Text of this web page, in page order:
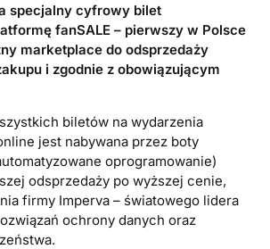
specjalny cyfrowy bilet
fanSALE – pierwszy w Polsce
marketplace do odsprzedaży
i zgodnie z obowiązującym
biletów na wydarzenia
jest nabywana przez boty
oprogramowanie)
odsprzedaży po wyższej cenie,
firmy Imperva – światowego lidera
ochrony danych oraz